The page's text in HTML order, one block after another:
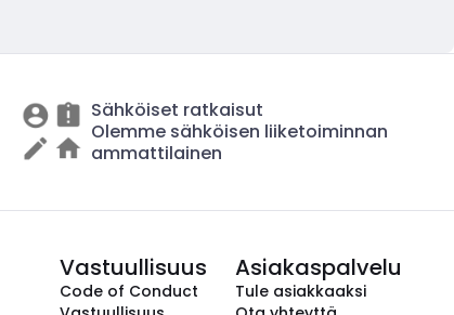
Sähköiset ratkaisut
Olemme sähköisen liiketoiminnan
ammattilainen
Vastuullisuus
Code of Conduct
Asiakaspalvelu
Tule asiakkaaksi